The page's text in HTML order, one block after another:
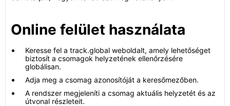
Online felület használata
Keresse fel a track.global weboldalt, amely lehetőséget
biztosít a csomagok helyzetének ellenőrzésére
globálisan.
Adja meg a csomag azonosítóját a keresőmezőben.
A rendszer megjeleníti a csomag aktuális helyzetét és az
útvonal részleteit.